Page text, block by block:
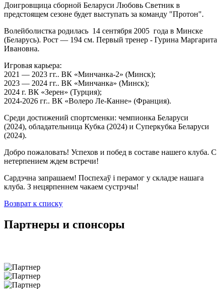
Доигровщица сборной Беларуси Любовь Светник в
предстоящем сезоне будет выступать за команду "Протон".
Волейболистка родилась 14 сентября 2005 года в Минске
(Беларусь). Рост — 194 см. Первый тренер - Гурина Маргарита
Ивановна.
Игровая карьера:
2021 — 2023 гг.. ВК «Минчанка-2» (Минск);
2023 — 2024 гг.. ВК «Минчанка» (Минск);
2024 г. ВК «Зерен» (Турция);
2024-2026 гг.. ВК «Волеро Ле-Канне» (Франция).
Среди достижений спортсменки: чемпионка Беларуси
(2024), обладательница Кубка (2024) и Суперкубка Беларуси
(2024).
Добро пожаловать! Успехов и побед в составе нашего клуба. С
нетерпением ждем встречи!
Сардэчна запрашаем! Поспехаў і перамог у складзе нашага
клуба. З нецярпеннем чакаем сустрэчы!
Возврат к списку
Партнеры и спонсоры